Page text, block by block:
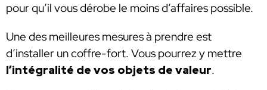
pour qu’il vous dérobe le moins d’affaires possible.
Une des meilleures mesures à prendre est
d’installer un coffre-fort. Vous pourrez y mettre
l’intégralité de vos objets de valeur.